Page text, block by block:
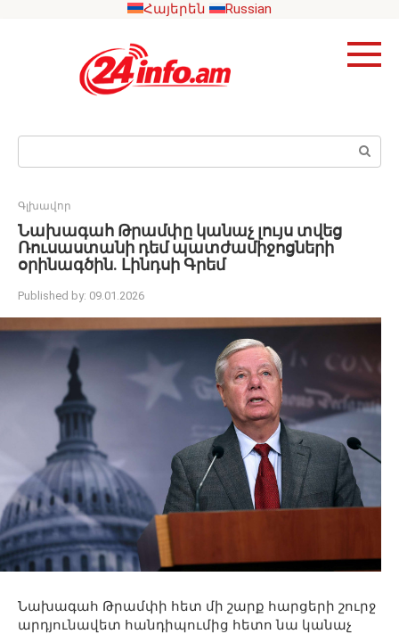
Հայերեն Russian
Search:
Գլխավոր
Նախագահ Թրամփը կանաչ լույս տվեց
Ռուսաստանի դեմ պատժամիջոցների
օրինագծին. Լինդսի Գրեմ
Published by: 09.01.2026
Նախագահ Թրամփի հետ մի շարք հարցերի շուրջ
արդյունավետ հանդիպումից հետո նա կանաչ